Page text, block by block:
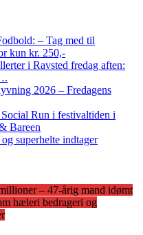
– Tag med til
kun kr. 250,-
i Ravsted fredag aften:
2026 – Fredagens
Run i festivaltiden i
Bareen
superhelte indtager
– 47-årig mand idømt
hæleri bedrageri og